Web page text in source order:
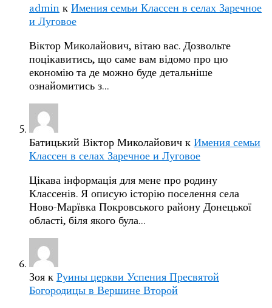
admin к Имения семьи Классен в селах Заречное
и Луговое
Віктор Миколайович, вітаю вас. Дозвольте
поцікавитись, що саме вам відомо про цю
економію та де можно буде детальніше
ознайомитись з…
Батицький Віктор Миколайович к Имения семьи
Классен в селах Заречное и Луговое
Цікава інформація для мене про родину
Классенів. Я описую історію поселення села
Ново-Марївка Покровського району Донецької
області, біля якого була…
Зоя к Руины церкви Успения Пресвятой
Богородицы в Вершине Второй